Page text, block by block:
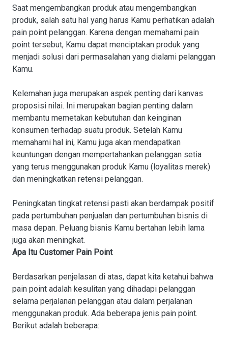
Saat mengembangkan produk atau mengembangkan
produk, salah satu hal yang harus Kamu perhatikan adalah
pain point pelanggan. Karena dengan memahami pain
point tersebut, Kamu dapat menciptakan produk yang
menjadi solusi dari permasalahan yang dialami pelanggan
Kamu.
Kelemahan juga merupakan aspek penting dari kanvas
proposisi nilai. Ini merupakan bagian penting dalam
membantu memetakan kebutuhan dan keinginan
konsumen terhadap suatu produk. Setelah Kamu
memahami hal ini, Kamu juga akan mendapatkan
keuntungan dengan mempertahankan pelanggan setia
yang terus menggunakan produk Kamu (loyalitas merek)
dan meningkatkan retensi pelanggan.
Peningkatan tingkat retensi pasti akan berdampak positif
pada pertumbuhan penjualan dan pertumbuhan bisnis di
masa depan. Peluang bisnis Kamu bertahan lebih lama
juga akan meningkat.
Apa Itu Customer Pain Point
Berdasarkan penjelasan di atas, dapat kita ketahui bahwa
pain point adalah kesulitan yang dihadapi pelanggan
selama perjalanan pelanggan atau dalam perjalanan
menggunakan produk. Ada beberapa jenis pain point.
Berikut adalah beberapa: